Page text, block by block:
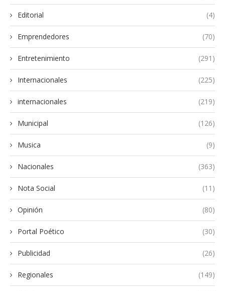
Editorial (4)
Emprendedores (70)
Entretenimiento (291)
Internacionales (225)
internacionales (219)
Municipal (126)
Musica (9)
Nacionales (363)
Nota Social (11)
Opinión (80)
Portal Poético (30)
Publicidad (26)
Regionales (149)